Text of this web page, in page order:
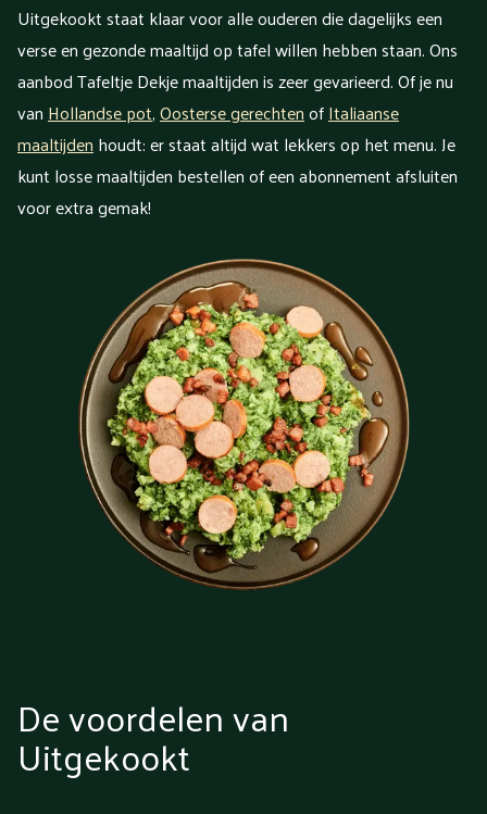
Uitgekookt staat klaar voor alle ouderen die dagelijks een
verse en gezonde maaltijd op tafel willen hebben staan. Ons
aanbod Tafeltje Dekje maaltijden is zeer gevarieerd. Of je nu
vanHollandse pot,Oosterse gerechtenofItaliaanse
maaltijdenhoudt: er staat altijd wat lekkers op het menu. Je
kunt losse maaltijden bestellen of een abonnement afsluiten
voor extra gemak!
De voordelen van
Uitgekookt